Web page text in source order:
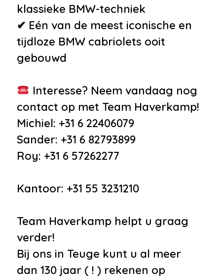
klassieke BMW-techniek
✔ Eén van de meest iconische en
tijdloze BMW cabriolets ooit
gebouwd
Interesse? Neem vandaag nog
contact op met Team Haverkamp!
Michiel: +31 6 22406079
Sander: +31 6 82793899
Roy: +31 6 57262277
Kantoor: +31 55 3231210
Team Haverkamp helpt u graag
verder!
Bij ons in Teuge kunt u al meer
dan 130 jaar ( ! ) rekenen op